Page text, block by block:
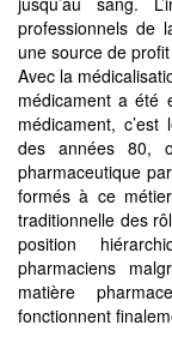
professionnels de
une source de
Avec la
médicament a été
médicament,
des années 80,
pharmaceutique
formés à ce
traditionnelle des
position
pharmaciens
matière
fonctionnent